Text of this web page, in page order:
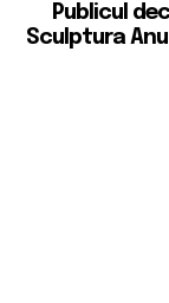
Publicul
Sculptura